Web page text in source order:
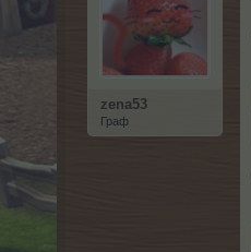
zena53
Граф